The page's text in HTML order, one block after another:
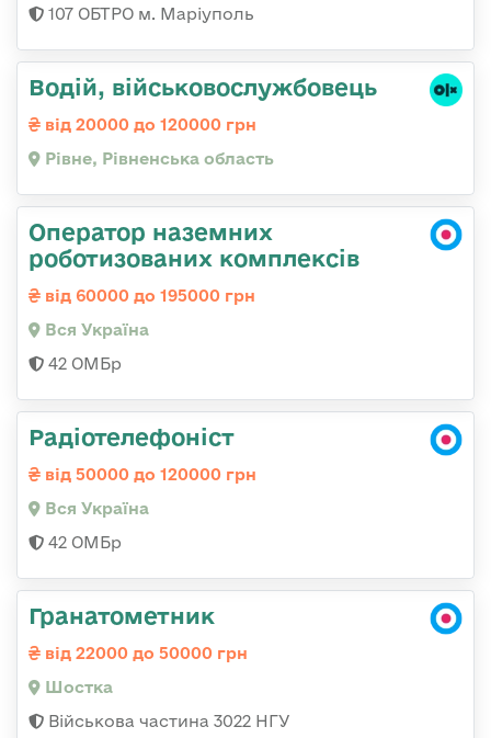
107 ОБТРО м. Маріуполь
Водій, військовослужбовець
від 20000 до 120000 грн
Рівне, Рівненська область
Оператор наземних
роботизованих комплексів
від 60000 до 195000 грн
Вся Україна
42 ОМБр
Радіотелефоніст
від 50000 до 120000 грн
Вся Україна
42 ОМБр
Гранатометник
від 22000 до 50000 грн
Шостка
Військова частина 3022 НГУ